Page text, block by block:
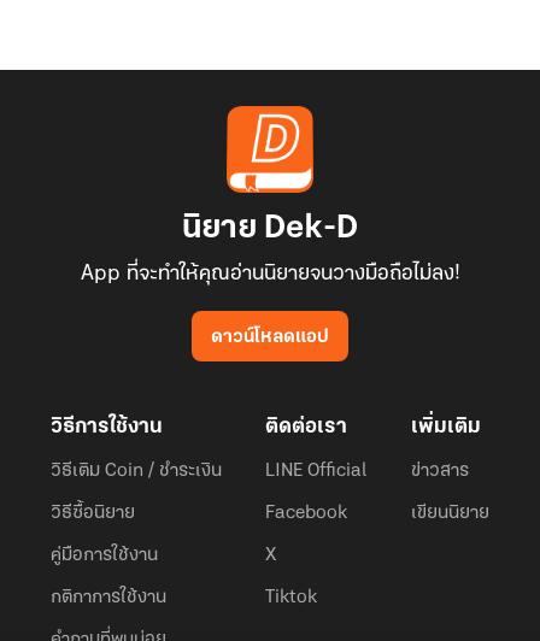
นิยาย Dek-D
App ที่จะทำให้คุณอ่านนิยายจนวางมือถือไม่ลง!
ดาวน์โหลดแอป
วิธีการใช้งาน
วิธีเติม Coin / ชำระเงิน
วิธีซื้อนิยาย
คู่มือการใช้งาน
กติกาการใช้งาน
ติดต่อเรา
LINE Official
Facebook
X
Tiktok
เพิ่มเติม
ข่าวสาร
เขียนนิยาย